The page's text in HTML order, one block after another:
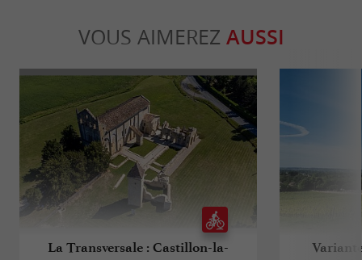
VOUS AIMEREZ AUSSI
La Transversale : Castillon-la-